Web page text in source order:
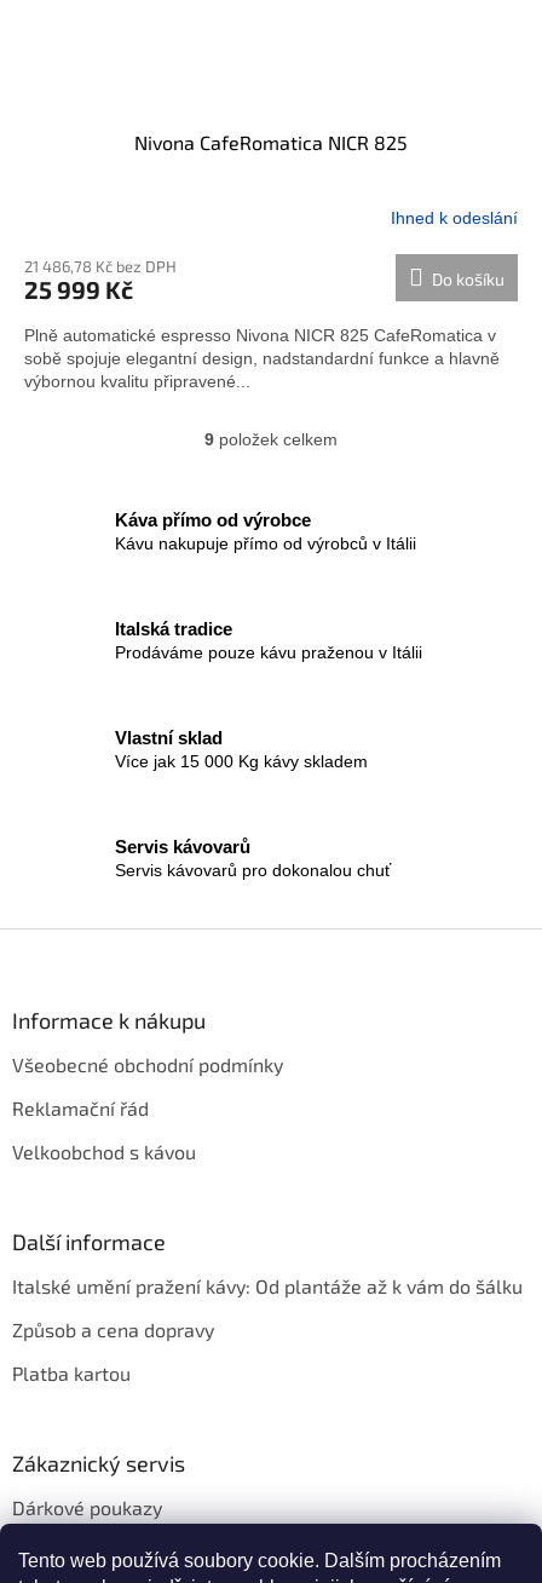
Tento web používá soubory cookie. Dalším procházením
Nivona CafeRomatica NICR 825
Ihned k odeslání
21 486,78 Kč bez DPH
25 999 Kč Do košíku
Plně automatické espresso Nivona NICR 825 CafeRomatica v
sobě spojuje elegantní design, nadstandardní funkce a hlavně
výbornou kvalitu připravené...
O
á
d
r
ý
u
9 položek celkem
Káva přímo od výrobce
Kávu nakupuje přímo od výrobců v Itálii
Italská tradice
Prodáváme pouze kávu praženou v Itálii
Vlastní sklad
Více jak 15 000 Kg kávy skladem
Servis kávovarů
Servis kávovarů pro dokonalou chuť
Informace k nákupu
Všeobecné obchodní podmínky
Reklamační řád
Velkoobchod s kávou
Další informace
Italské umění pražení kávy: Od plantáže až k vám do šálku
Způsob a cena dopravy
Platba kartou
Zákaznický servis
Dárkové poukazy
Věrnostní slevy